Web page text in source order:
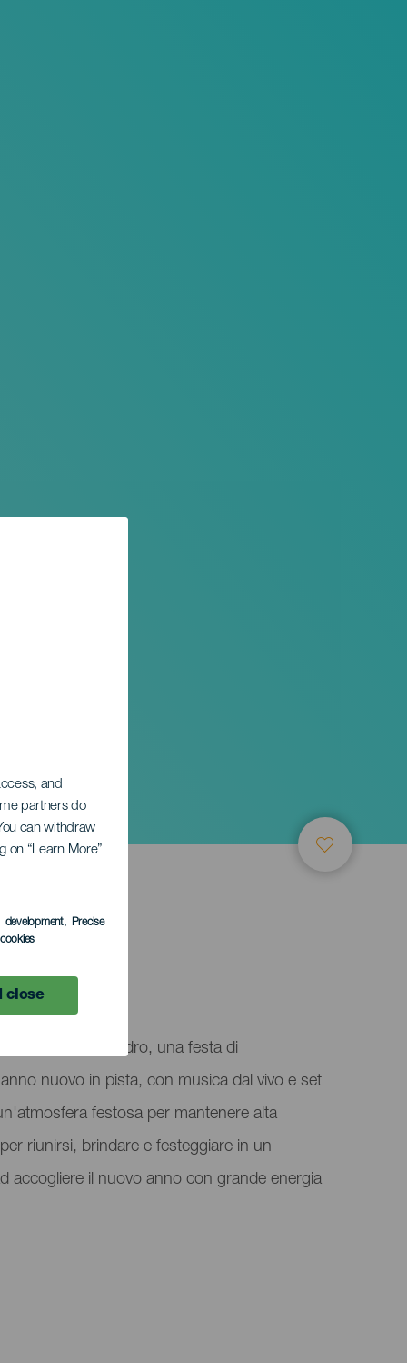
and
partners do
can withdraw
on “Learn More”
development, Precise
close
Plaza de San Pedro, una festa di
nuovo in pista, con musica dal vivo e set
festosa per mantenere alta
riunirsi, brindare e festeggiare in un
accogliere il nuovo anno con grande energia